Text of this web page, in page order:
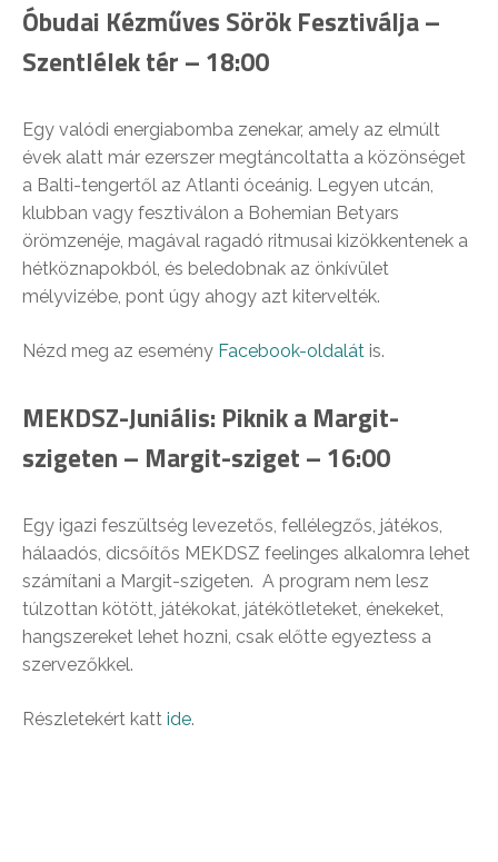
Óbudai Kézműves Sörök Fesztiválja –
Szentlélek tér – 18:00
Egy valódi energiabomba zenekar, amely az elmúlt
évek alatt már ezerszer megtáncoltatta a közönséget
a Balti-tengertől az Atlanti óceánig. Legyen utcán,
klubban vagy fesztiválon a Bohemian Betyars
örömzenéje, magával ragadó ritmusai kizökkentenek a
hétköznapokból, és beledobnak az önkívület
mélyvizébe, pont úgy ahogy azt kitervelték.
Nézd meg az esemény Facebook-oldalát is.
MEKDSZ-Juniális: Piknik a Margit-
szigeten – Margit-sziget – 16:00
Egy igazi feszültség levezetős, fellélegzős, játékos,
hálaadós, dicsőítős MEKDSZ feelinges alkalomra lehet
számítani a Margit-szigeten. A program nem lesz
túlzottan kötött, játékokat, játékötleteket, énekeket,
hangszereket lehet hozni, csak előtte egyeztess a
szervezőkkel.
Részletekért katt ide.